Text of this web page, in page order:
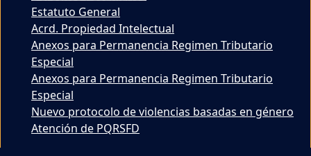
Estatuto General
Acrd. Propiedad Intelectual
Anexos para Permanencia Regimen Tributario
Especial
Anexos para Permanencia Regimen Tributario
Especial
Nuevo protocolo de violencias basadas en género
Atención de PQRSFD